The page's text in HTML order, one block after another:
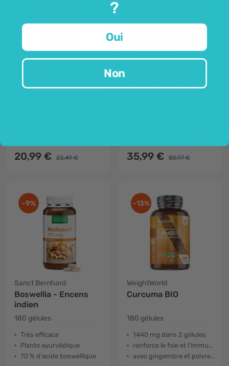
20,99 € 23,49 €
mg – avec gingembre
35,99 € 50,97 €
-9%
Sanct Bernhard
Boswellia - Encens
indien
180 gélules
Très efficace
Plante ayurvédique
70 % d'acide boswellique
-13%
WeightWorld
Curcuma BIO
180 gélules
1440 mg dans 2 gélules
renforce le foie et l'immunité
avec gingembre et poivre noir
?
Oui
Non